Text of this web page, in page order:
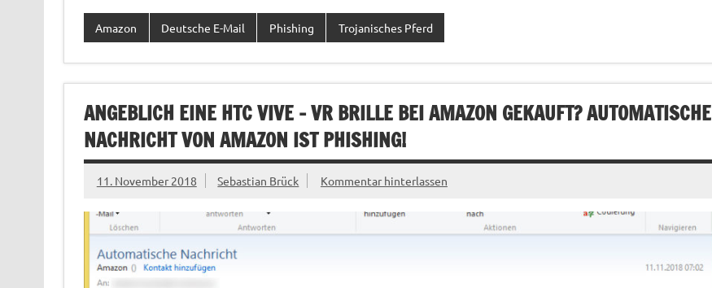
Amazon Deutsche E-Mail Phishing Trojanisches Pferd
ANGEBLICH EINE HTC VIVE – VR BRILLE BEI AMAZON GEKAUFT? AUTOMATISCHE
NACHRICHT VON AMAZON IST PHISHING!
11. November 2018 Sebastian Brück Kommentar hinterlassen